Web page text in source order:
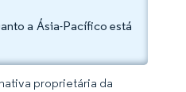
a Ásia-Pacífico está
proprietária da